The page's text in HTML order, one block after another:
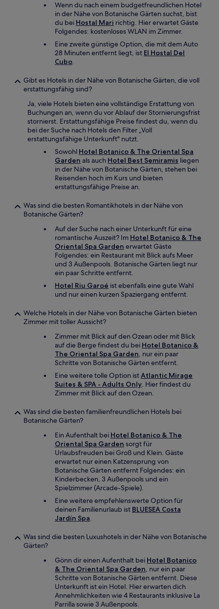
Wenn du nach einem budgetfreundlichen Hotel
in der Nähe von Botanische Gärten suchst, bist
du bei Hostal Mari richtig. Hier erwartet Gäste
Folgendes: kostenloses WLAN im Zimmer.
Eine zweite günstige Option, die mit dem Auto
28 Minuten entfernt liegt, ist El Hostal Del
Cubo.
Gibt es Hotels in der Nähe von Botanische Gärten, die voll
erstattungsfähig sind?
Ja, viele Hotels bieten eine vollständige Erstattung von
Buchungen an, wenn du vor Ablauf der Stornierungsfrist
stornierst. Erstattungsfähige Preise findest du, wenn du
bei der Suche nach Hotels den Filter „Voll
erstattungsfähige Unterkunft" nutzt.
Sowohl Hotel Botanico & The Oriental Spa
Garden als auch Hotel Best Semiramis liegen
in der Nähe von Botanische Gärten, stehen bei
Reisenden hoch im Kurs und bieten
erstattungsfähige Preise an.
Was sind die besten Romantikhotels in der Nähe von
Botanische Gärten?
Auf der Suche nach einer Unterkunft für eine
romantische Auszeit? Im Hotel Botanico & The
Oriental Spa Garden erwartet Gäste
Folgendes: ein Restaurant mit Blick aufs Meer
und 3 Außenpools. Botanische Gärten liegt nur
ein paar Schritte entfernt.
Hotel Riu Garoé ist ebenfalls eine gute Wahl
und nur einen kurzen Spaziergang entfernt.
Welche Hotels in der Nähe von Botanische Gärten bieten
Zimmer mit toller Aussicht?
Zimmer mit Blick auf den Ozean oder mit Blick
auf die Berge findest du bei Hotel Botanico &
The Oriental Spa Garden, nur ein paar
Schritte von Botanische Gärten entfernt.
Eine weitere tolle Option istAtlantic Mirage
Suites & SPA - Adults Only. Hier findest du
Zimmer mit Blick auf den Ozean.
Was sind die besten familienfreundlichen Hotels bei
Botanische Gärten?
Ein Aufenthalt bei Hotel Botanico & The
Oriental Spa Garden sorgt für
Urlaubsfreuden bei Groß und Klein. Gäste
erwartet nur einen Katzensprung von
Botanische Gärten entfernt Folgendes: ein
Kinderbecken, 3 Außenpools und ein
Spielzimmer (Arcade-Spiele).
Eine weitere empfehlenswerte Option für
deinen Familienurlaub ist BLUESEA Costa
Jardín Spa.
Was sind die besten Luxushotels in der Nähe von Botanische
Gärten?
Gönn dir einen Aufenthalt bei Hotel Botanico
& The Oriental Spa Garden, nur ein paar
Schritte von Botanische Gärten entfernt. Diese
Unterkunft ist ein Hotel. Hier erwarten dich
Annehmlichkeiten wie 4 Restaurants inklusive La
Parrilla sowie 3 Außenpools.